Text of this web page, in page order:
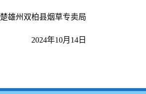
楚雄州双柏县烟草专卖局
2024年10月14日